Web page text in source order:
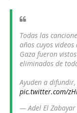
Todas las
años cuyos
Gaza fueron
eliminados de
Ayuden a difundir,
pic.twitter.com/
— Adel El Zabayar